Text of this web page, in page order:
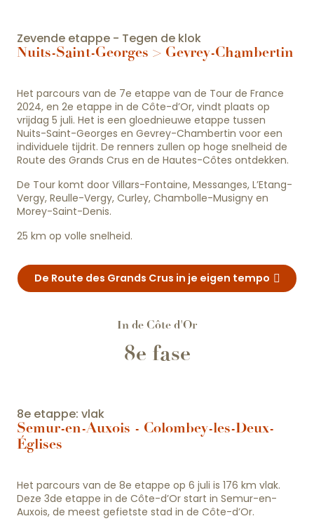
Zevende etappe - Tegen de klok
Nuits-Saint-Georges > Gevrey-Chambertin
Het parcours van de 7e etappe van de Tour de France
2024, en 2e etappe in de Côte-d’Or, vindt plaats op
vrijdag 5 juli. Het is een gloednieuwe etappe tussen
Nuits-Saint-Georges en Gevrey-Chambertin voor een
individuele tijdrit. De renners zullen op hoge snelheid de
Route des Grands Crus en de Hautes-Côtes ontdekken.
De Tour komt door Villars-Fontaine, Messanges, L’Etang-
Vergy, Reulle-Vergy, Curley, Chambolle-Musigny en
Morey-Saint-Denis.
25 km op volle snelheid.
De Route des Grands Crus in je eigen tempo
In de Côte d'Or
8e fase
8e etappe: vlak
Semur-en-Auxois - Colombey-les-Deux-
Églises
Het parcours van de 8e etappe op 6 juli is 176 km vlak.
Deze 3de etappe in de Côte-d’Or start in Semur-en-
Auxois, de meest gefietste stad in de Côte-d’Or.